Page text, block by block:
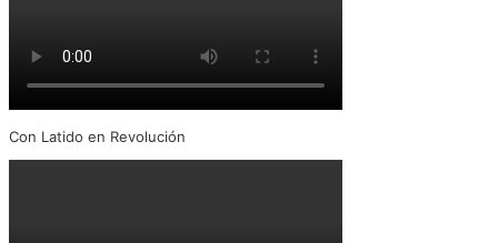
Con Latido en Revolución